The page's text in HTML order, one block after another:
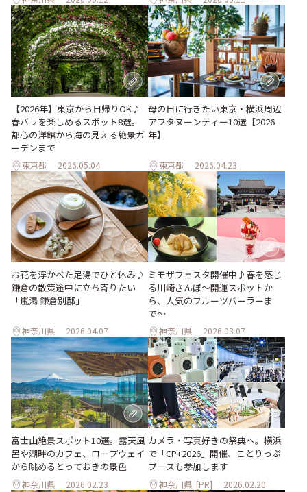
【2026年】東京から日帰りOK♪
春バラを楽しめるスポット8選。
都心の洋館から海の見える絶景ガ
ーデンまで
東京都 2026.05.04
母の日に行きたい東京・横浜周辺
アフタヌーンティー10選【2026
年】
東京都 2026.04.23
お花を浮かべた足湯でひと休み♪
鎌倉の散策途中に立ち寄りたい
「嵐湯 鎌倉別邸」
神奈川県 2026.04.07
ミモザフェスタ開催中♪春を感じ
る川崎さんぽ〜開運スポットか
ら、人気のフルーツパーラーま
で〜
神奈川県 2026.03.07
富士山絶景スポット10選。露天風
呂や湖畔のカフェ、ロープウェイ
から眺めるとっておきの景色
神奈川県 2026.02.23
カメラ・写真好きの祭典へ。横浜
で「CP+2026」開催、ことりっぷ
ブースも参加します
神奈川県 [PR] 2026.02.20